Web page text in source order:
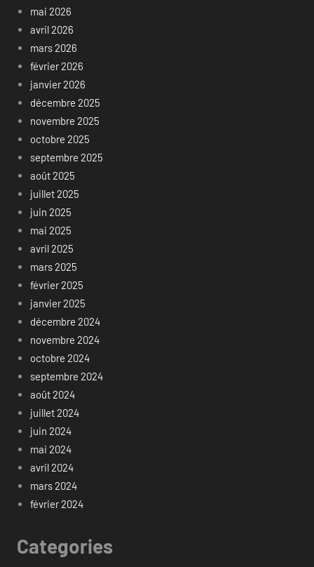
mai 2026
avril 2026
mars 2026
février 2026
janvier 2026
décembre 2025
novembre 2025
octobre 2025
septembre 2025
août 2025
juillet 2025
juin 2025
mai 2025
avril 2025
mars 2025
février 2025
janvier 2025
décembre 2024
novembre 2024
octobre 2024
septembre 2024
août 2024
juillet 2024
juin 2024
mai 2024
avril 2024
mars 2024
février 2024
Categories